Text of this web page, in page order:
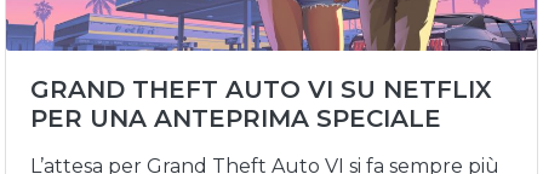
GRAND THEFT AUTO VI SU NETFLIX
PER UNA ANTEPRIMA SPECIALE
L’attesa per Grand Theft Auto VI si fa sempre più